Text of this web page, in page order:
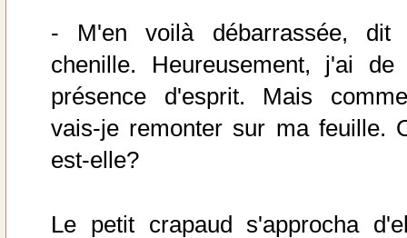
- M'en voilà débarrassée, dit
chenille. Heureusement, j'ai de
présence d'esprit. Mais
vais-je remonter sur ma feuille.
est-elle?
Le petit crapaud s'approcha